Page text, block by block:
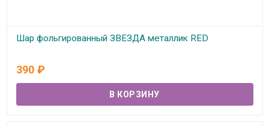
Шар фольгированный ЗВЕЗДА металлик RED
390 ₽